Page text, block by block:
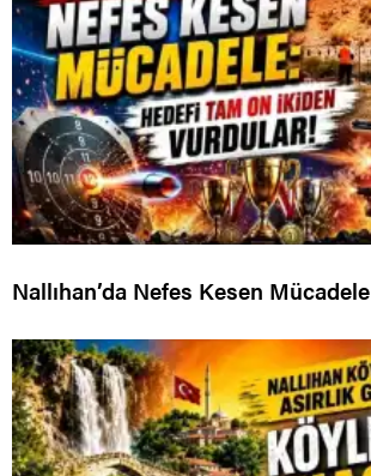
Nallıhan’da Nefes Kesen Mücadele